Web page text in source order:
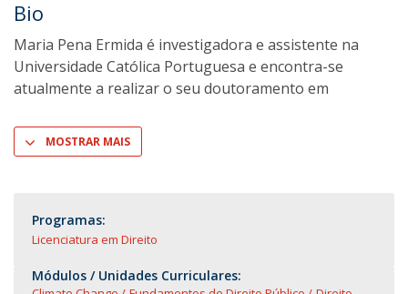
Bio
Maria Pena Ermida é investigadora e assistente na
Universidade Católica Portuguesa e encontra-se
atualmente a realizar o seu doutoramento em
MOSTRAR MAIS
Programas:
Licenciatura em Direito
Módulos / Unidades Curriculares: